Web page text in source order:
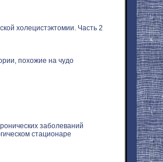
холецистэктомии. Часть 2
похожие на чудо
заболеваний
стационаре